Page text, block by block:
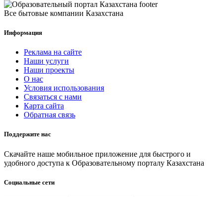
Все бытовые компании Казахстана
Информация
Реклама на сайте
Наши услуги
Наши проекты
О нас
Условия использования
Связаться с нами
Карта сайта
Обратная связь
Поддержите нас
Скачайте наше мобильное приложение для быстрого и
удобного доступа к Образовательному порталу Казахстана
Социальные сети